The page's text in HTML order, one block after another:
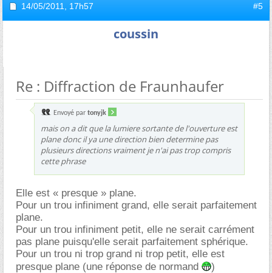
14/05/2011, 17h57 #5
coussin
Re : Diffraction de Fraunhaufer
Envoyé par tonyjk
mais on a dit que la lumiere sortante de l'ouverture est
plane donc il ya une direction bien determine pas
plusieurs directions vraiment je n'ai pas trop compris
cette phrase
Elle est « presque » plane.
Pour un trou infiniment grand, elle serait parfaitement
plane.
Pour un trou infiniment petit, elle ne serait carrément
pas plane puisqu'elle serait parfaitement sphérique.
Pour un trou ni trop grand ni trop petit, elle est
presque plane (une réponse de normand
)